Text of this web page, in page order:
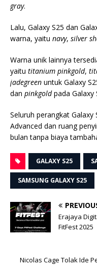
gray.
Lalu, Galaxy S25 dan
warna, yaitu navy, silver
Warna unik lainnya
yaitu titanium pinkgold,
jadegreen untuk Galaxy
dan pinkgoldpada Galaxy
Seluruh perangkat Galaxy
Advanced dan ruang
bulan tanpa biaya
GALAXY S25
SAMSUNG GALAXY S25
Erajaya
FitFest 2025
Nicolas Cage Tolak Ide